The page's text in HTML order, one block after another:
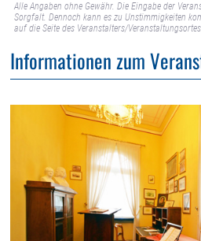
Alle Angaben ohne Gewähr. Die Eingabe der
Sorgfalt. Dennoch kann es zu Unstimmigkeiten
auf die Seite des Veranstalters/Veranstaltungsortes.
Informationen zum